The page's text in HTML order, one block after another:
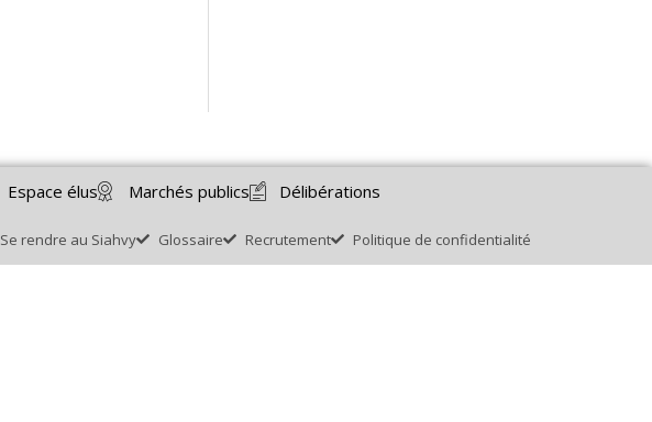
Espace élus Marchés publics Délibérations
Se rendre au Siahvy Glossaire Recrutement Politique de confidentialité